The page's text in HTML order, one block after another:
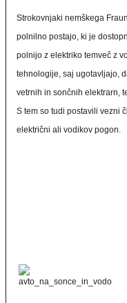
Strokovnjaki nemškega
polnilno postajo, ki je
polnijo z elektriko temveč z
tehnologije, saj ugotavljajo,
vetrnih in sončnih elektrarn,
S tem so tudi postavili vezni
električni ali vodikov pogon.